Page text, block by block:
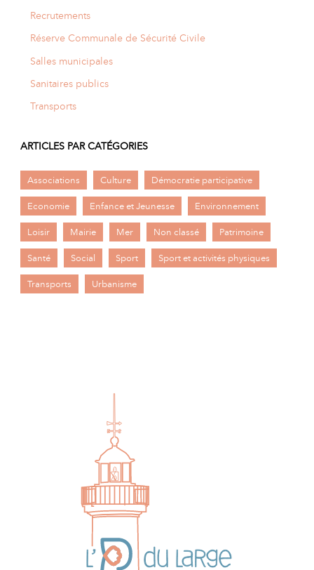
Recrutements
Réserve Communale de Sécurité Civile
Salles municipales
Sanitaires publics
Transports
ARTICLES PAR CATÉGORIES
Associations Culture Démocratie participative
Economie Enfance et Jeunesse Environnement
Loisir Mairie Mer Non classé Patrimoine
Santé Social Sport Sport et activités physiques
Transports Urbanisme